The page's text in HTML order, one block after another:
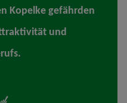
Kopelke gefährden
und